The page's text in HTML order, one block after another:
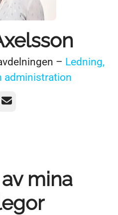
– Ledning,
administration
E-post
mina